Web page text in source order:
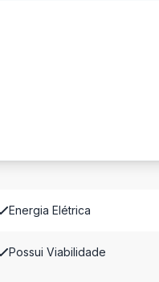
Energia Elétrica
Possui Viabilidade